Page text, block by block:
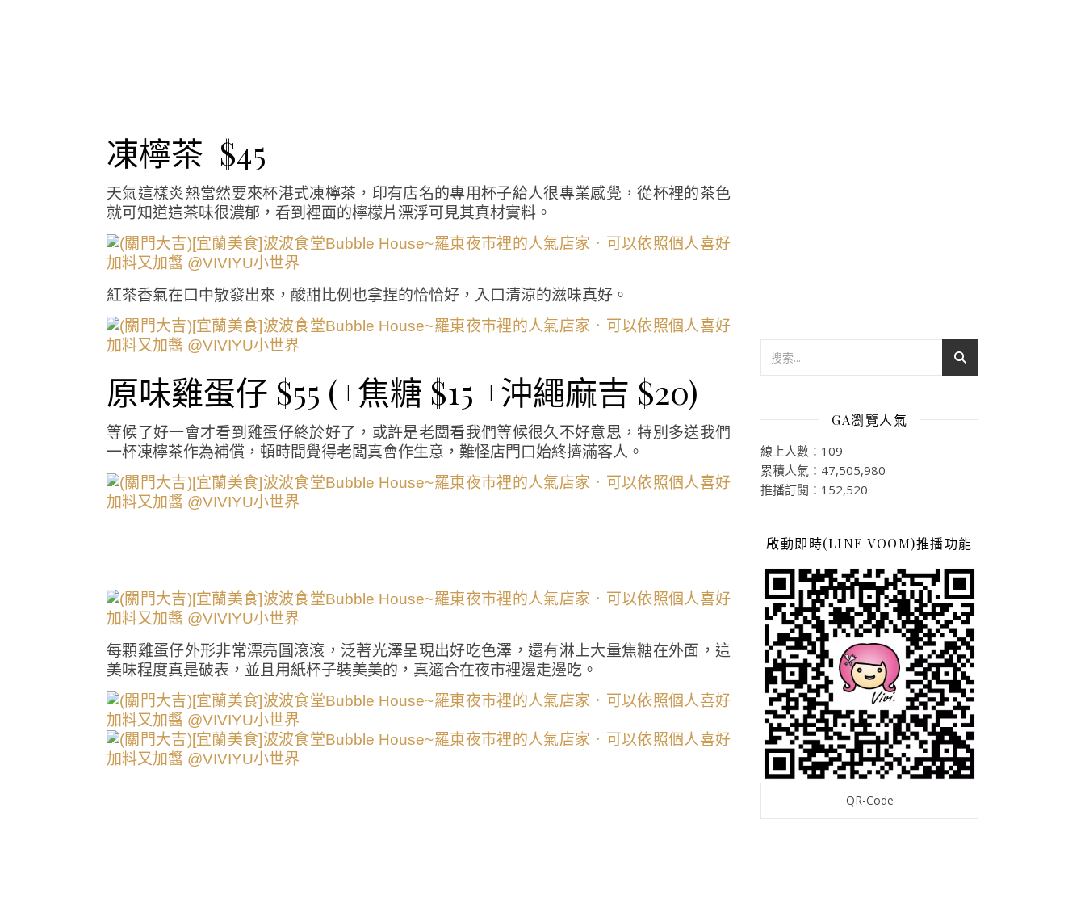
凍檸茶 $45
天氣這樣炎熱當然要來杯港式凍檸茶，印有店名的專用杯子給人很專業感覺，從杯裡的茶色
就可知道這茶味很濃郁，看到裡面的檸檬片漂浮可見其真材實料。
紅茶香氣在口中散發出來，酸甜比例也拿捏的恰恰好，入口清涼的滋味真好。
原味雞蛋仔 $55 (+焦糖 $15 +沖繩麻吉 $20)
等候了好一會才看到雞蛋仔終於好了，或許是老闆看我們等候很久不好意思，特別多送我們
一杯凍檸茶作為補償，頓時間覺得老闆真會作生意，難怪店門口始終擠滿客人。
每顆雞蛋仔外形非常漂亮圓滾滾，泛著光澤呈現出好吃色澤，還有淋上大量焦糖在外面，這
美味程度真是破表，並且用紙杯子裝美美的，真適合在夜市裡邊走邊吃。
GA瀏覽人氣
線上人數：109
累積人氣：47,505,980
推播訂閱：152,520
啟動即時(LINE VOOM)推播功能
QR-Code